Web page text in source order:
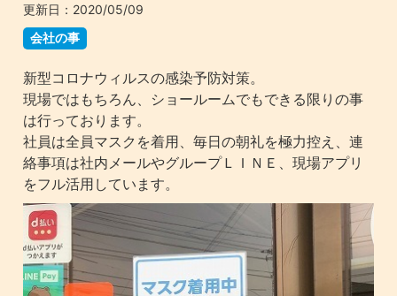
更新日： 2020/05/09
会社の事
新型コロナウィルスの感染予防対策。
現場ではもちろん、ショールームでもできる限りの事
は行っております。
社員は全員マスクを着用、毎日の朝礼を極力控え、連
絡事項は社内メールやグループＬＩＮＥ、現場アプリ
をフル活用しています。